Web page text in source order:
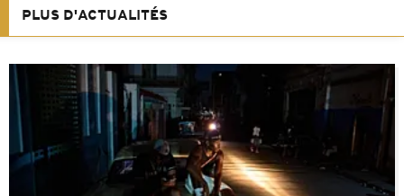
PLUS D'ACTUALITÉS